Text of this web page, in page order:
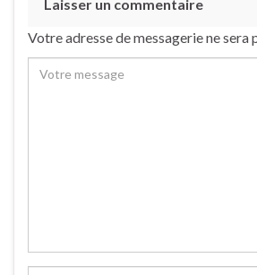
Laisser un commentaire
Votre adresse de messagerie ne sera